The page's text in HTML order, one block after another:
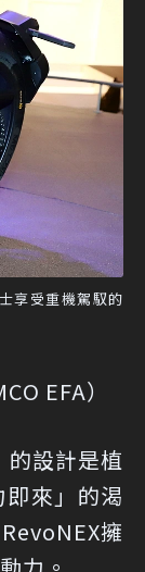
享受重機駕馭的
EFA）
的設計是植
來」的渴
擁